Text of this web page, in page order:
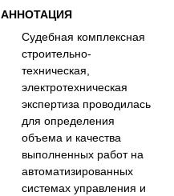
АННОТАЦИЯ
Судебная комплексная
строительно-
техническая,
электротехническая
экспертиза проводилась
для определения
объема и качества
выполненных работ на
автоматизированных
системах управления и